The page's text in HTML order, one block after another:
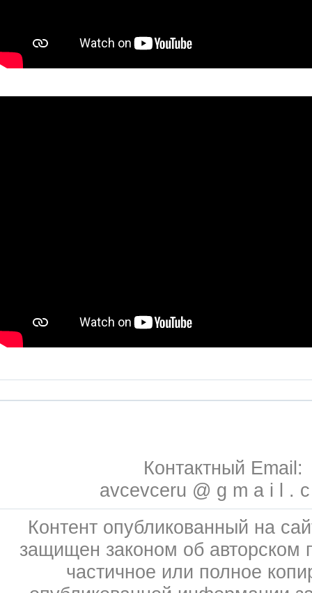
Контактный Email:
avcevceru @ g m a i l .
Контент опубликованный на
защищен законом об авторском
частичное или полное